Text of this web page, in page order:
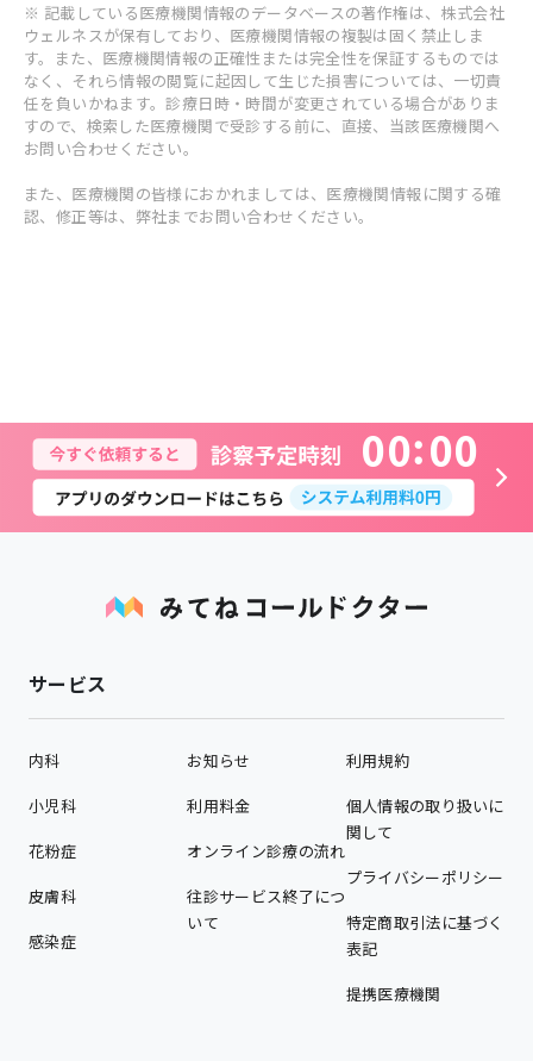
※ 記載している医療機関情報のデータベースの著作権は、株式会社
ウェルネスが保有しており、医療機関情報の複製は固く禁止しま
す。また、医療機関情報の正確性または完全性を保証するものでは
なく、それら情報の閲覧に起因して生じた損害については、一切責
任を負いかねます。診療日時・時間が変更されている場合がありま
すので、検索した医療機関で受診する前に、直接、当該医療機関へ
お問い合わせください。
また、医療機関の皆様におかれましては、医療機関情報に関する確
認、修正等は、弊社までお問い合わせください。
00 00
サービス
内科
小児科
花粉症
皮膚科
感染症
お知らせ
利用料金
オンライン診療の流れ
往診サービス終了につ
いて
利用規約
個人情報の取り扱いに
関して
プライバシーポリシー
特定商取引法に基づく
表記
提携医療機関